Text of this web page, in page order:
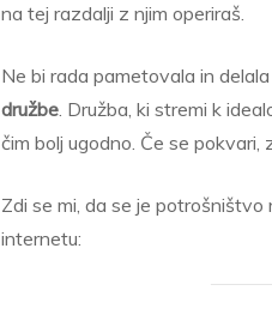
na tej razdalji z njim operiraš.
Ne bi rada pametovala in
družbe. Družba, ki stremi k
čim bolj ugodno. Če se pokvari,
Zdi se mi, da se je
internetu: